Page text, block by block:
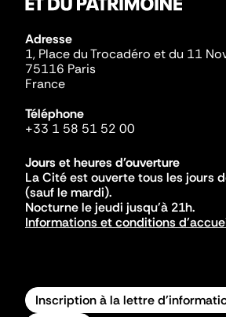
Adresse
1, Place du Trocadéro et du 11
75116 Paris
France
Téléphone
+33 1 58 51 52 00
Jours et heures d'ouverture
La Cité est ouverte tous les jours
(sauf le mardi).
Nocturne le jeudi jusqu'à 21h.
Informations et conditions
Inscription à la lettre